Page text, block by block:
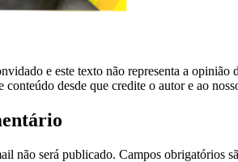
e este texto não representa a
conteúdo desde que credite o autor e ao
não será publicado. Campos obrigatórios